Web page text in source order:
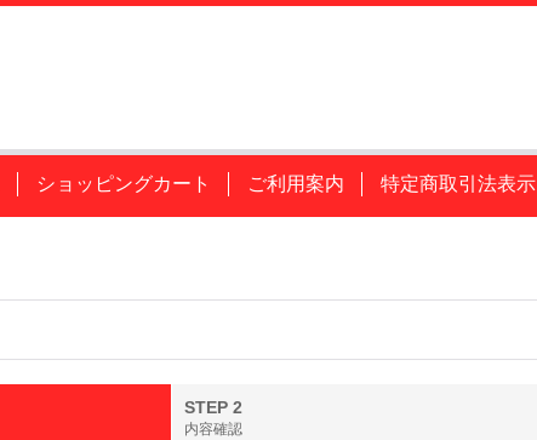
ショッピングカート ご利用案内 特定商取引法表示
STEP 2
内容確認